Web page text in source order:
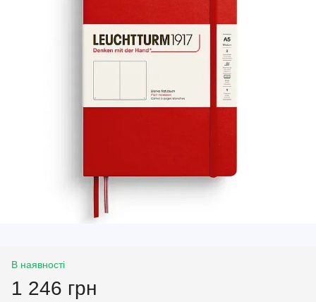
В наявності
1 246 грн